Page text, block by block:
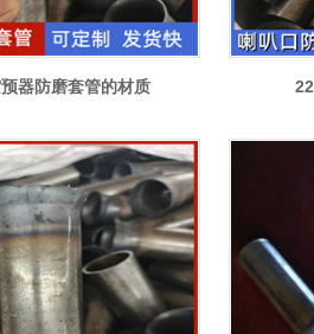
器防磨套管的材质